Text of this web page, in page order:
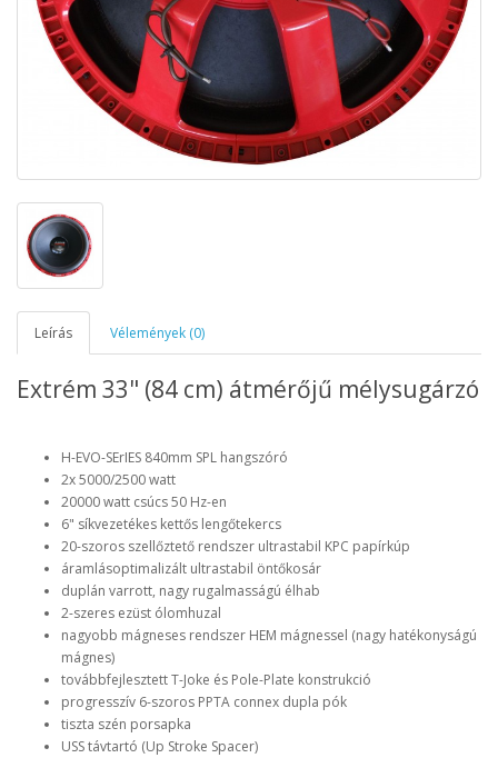
Leírás Vélemények (0)
Extrém 33" (84 cm) átmérőjű mélysugárzó
H-EVO-SErIES 840mm SPL hangszóró
2x 5000/2500 watt
20000 watt csúcs 50 Hz-en
6" síkvezetékes kettős lengőtekercs
20-szoros szellőztető rendszer ultrastabil KPC papírkúp
áramlásoptimalizált ultrastabil öntőkosár
duplán varrott, nagy rugalmasságú élhab
2-szeres ezüst ólomhuzal
nagyobb mágneses rendszer HEM mágnessel (nagy hatékonyságú
mágnes)
továbbfejlesztett T-Joke és Pole-Plate konstrukció
progresszív 6-szoros PPTA connex dupla pók
tiszta szén porsapka
USS távtartó (Up Stroke Spacer)